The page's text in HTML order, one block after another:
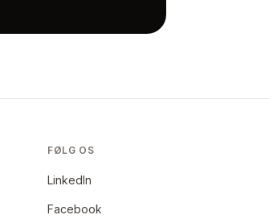
FØLG OS
LinkedIn
Facebook